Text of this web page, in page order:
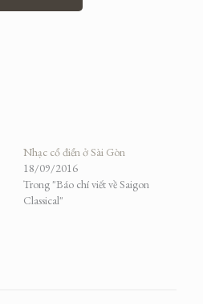
Nhạc cổ điển ở Sài Gòn
18/09/2016
Trong "Báo chí viết về Saigon
Classical"